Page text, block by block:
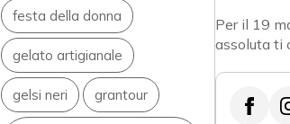
festa della donna
gelato artigianale
gelsi neri grantour
Per il 19
assoluta ti